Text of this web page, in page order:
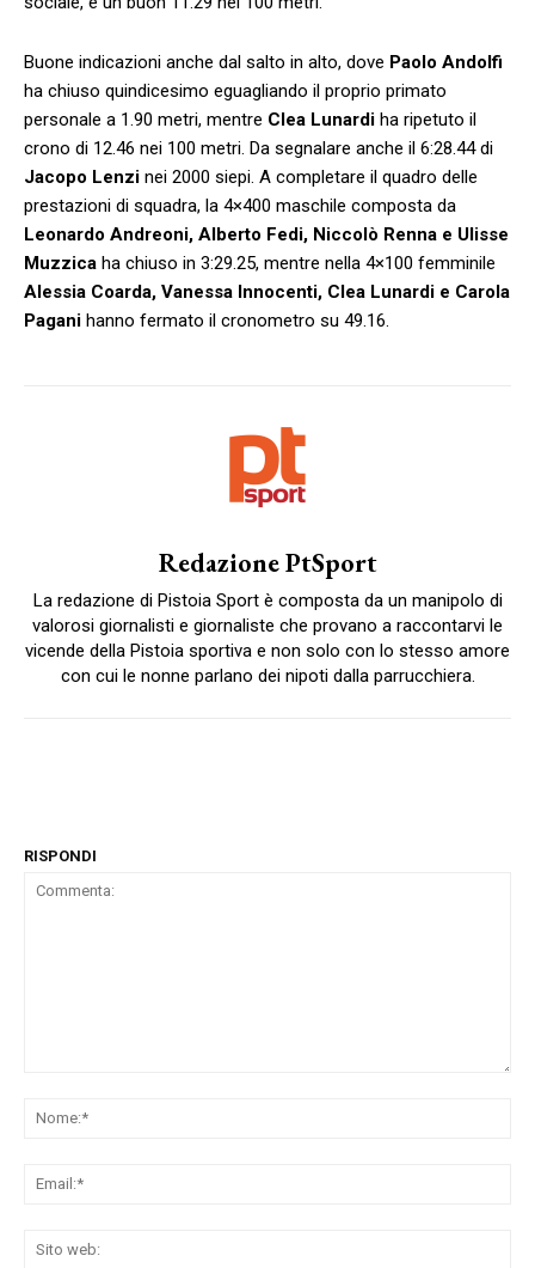
Buone indicazioni anche dal salto in alto, dove Paolo Andolfi
ha chiuso quindicesimo eguagliando il proprio primato
personale a 1.90 metri, mentre Clea Lunardi ha ripetuto il
crono di 12.46 nei 100 metri. Da segnalare anche il 6:28.44 di
Jacopo Lenzi nei 2000 siepi. A completare il quadro delle
prestazioni di squadra, la 4×400 maschile composta da
Leonardo Andreoni, Alberto Fedi, Niccolò Renna e Ulisse
Muzzica ha chiuso in 3:29.25, mentre nella 4×100 femminile
Alessia Coarda, Vanessa Innocenti, Clea Lunardi e Carola
Pagani hanno fermato il cronometro su 49.16.
Redazione PtSport
La redazione di Pistoia Sport è composta da un manipolo di
valorosi giornalisti e giornaliste che provano a raccontarvi le
vicende della Pistoia sportiva e non solo con lo stesso amore
con cui le nonne parlano dei nipoti dalla parrucchiera.
RISPONDI